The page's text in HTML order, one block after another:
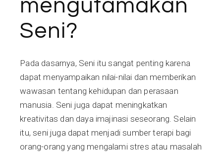
mengutamakan
Seni?
Pada dasarnya, Seni itu sangat penting karena
dapat menyampaikan nilai-nilai dan memberikan
wawasan tentang kehidupan dan perasaan
manusia. Seni juga dapat meningkatkan
kreativitas dan daya imajinasi seseorang. Selain
itu, seni juga dapat menjadi sumber terapi bagi
orang-orang yang mengalami stres atau masalah